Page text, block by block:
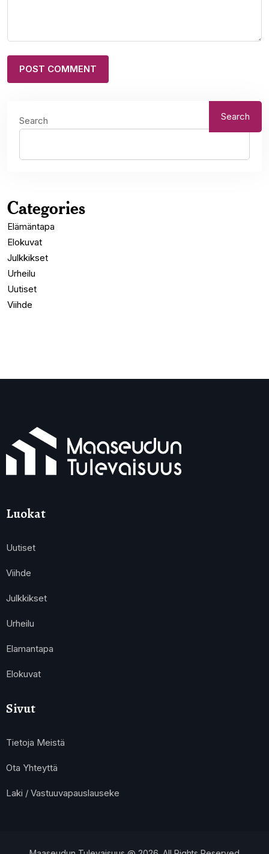
Search Search
Categories
Elämäntapa
Elokuvat
Julkkikset
Urheilu
Uutiset
Viihde
Luokat
Uutiset
Viihde
Julkkikset
Urheilu
Elamantapa
Elokuvat
Sivut
Tietoja Meistä
Ota Yhteyttä
Laki / Vastuuvapauslauseke